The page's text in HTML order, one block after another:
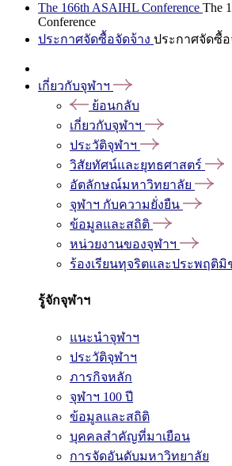
The 166th ASAIHL Conference The
Conference
ประกาศจัดซื้อจัดจ้าง ประกาศจัดซื้อ
เกี่ยวกับจุฬาฯ
ย้อนกลับ
เกี่ยวกับจุฬาฯ
ประวัติจุฬาฯ
วิสัยทัศน์และยุทธศาสตร์
อัตลักษณ์มหาวิทยาลัย
จุฬาฯ กับความยั่งยืน
ข้อมูลและสถิติ
หน่วยงานของจุฬาฯ
ร้องเรียนทุจริตและประพฤติมิ
รู้จักจุฬาฯ
แนะนำจุฬาฯ
ประวัติจุฬาฯ
ภารกิจหลัก
จุฬาฯ 100 ปี
ข้อมูลและสถิติ
บุคคลสำคัญที่มาเยือน
การจัดอันดับมหาวิทยาลัย